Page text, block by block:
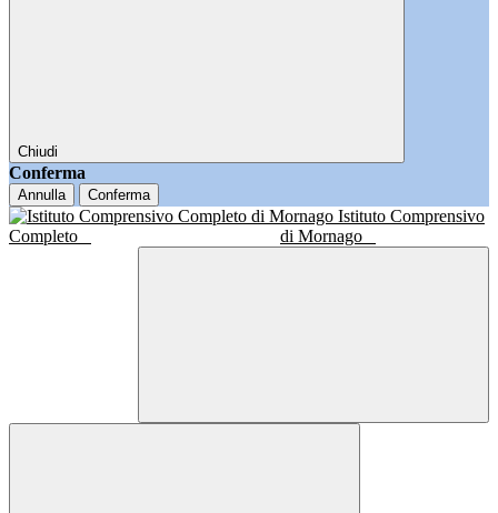
Chiudi
Conferma
Annulla Conferma
Istituto Comprensivo
Completo
di Mornago